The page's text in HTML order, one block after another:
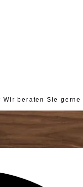
beraten Sie